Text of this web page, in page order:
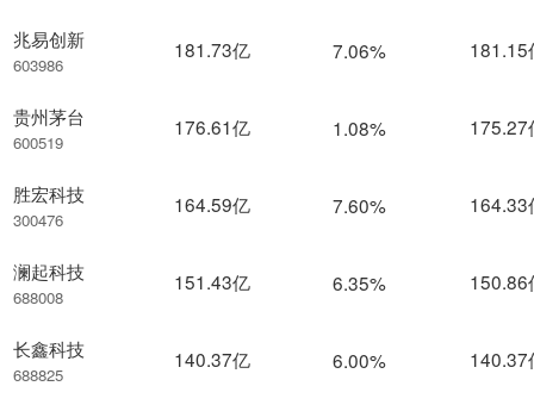
兆易创新
603986
贵州茅台
600519
胜宏科技
300476
澜起科技
688008
长鑫科技
688825
181.73亿 7.06% 181.15
176.61亿 1.08% 175.27
164.59亿 7.60% 164.33
151.43亿 6.35% 150.86
140.37亿 6.00% 140.37